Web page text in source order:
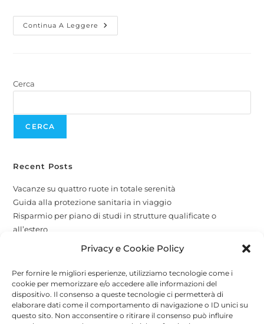
Privacy e Cookie Policy
Per fornire le migliori esperienze, utilizziamo tecnologie come i
cookie per memorizzare e/o accedere alle informazioni del
dispositivo. Il consenso a queste tecnologie ci permetterà di
elaborare dati come il comportamento di navigazione o ID unici su
questo sito. Non acconsentire o ritirare il consenso può influire
Continua A Leggere
Cerca
CERCA
Recent Posts
Vacanze su quattro ruote in totale serenità
Guida alla protezione sanitaria in viaggio
Risparmio per piano di studi in strutture qualificate o
all’estero
La protezione per i tuoi amici a quattro zampe
Copertura globale e attività economiche
Recent Comments
A WordPress CommentersuAttività stagionali